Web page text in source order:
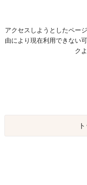
アクセスしようとしたペー
由により現在利用できない
ク